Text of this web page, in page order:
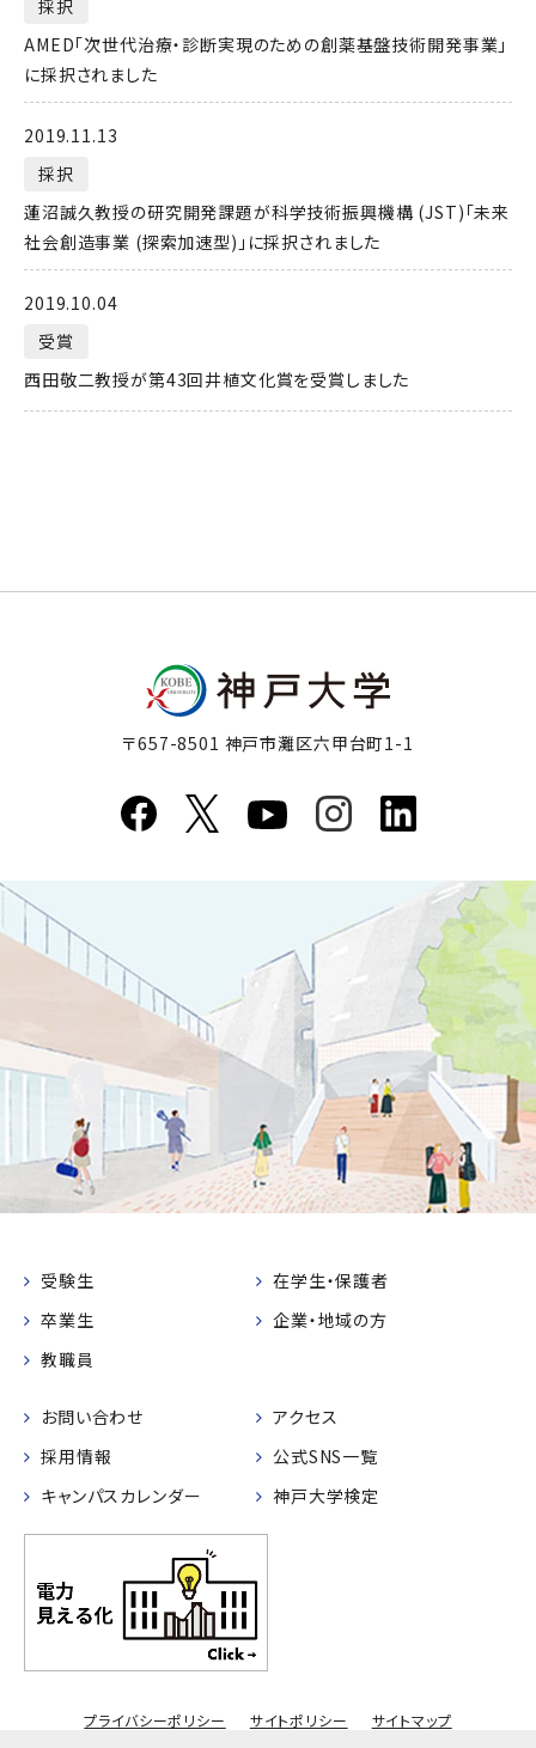
採択
AMED「次世代治療・診断実現のための創薬基盤技術開発事業」
に採択されました
2019.11.13
採択
蓮沼誠久教授の研究開発課題が科学技術振興機構 (JST)「未来
社会創造事業 (探索加速型)」に採択されました
2019.10.04
受賞
西田敬二教授が第43回井植文化賞を受賞しました
〒657-8501 神戸市灘区六甲台町1-1
受験生
在学生・保護者
卒業生
企業・地域の方
教職員
お問い合わせ
アクセス
採用情報
公式SNS一覧
キャンパスカレンダー
神戸大学検定
プライバシーポリシー サイトポリシー サイトマップ